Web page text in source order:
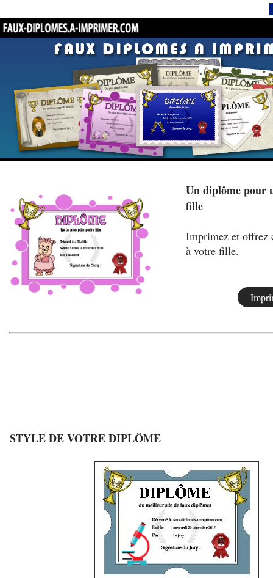
Un diplôme pour
fille
Imprimez et offrez
à votre fille.
STYLE DE VOTRE DIPLÔME